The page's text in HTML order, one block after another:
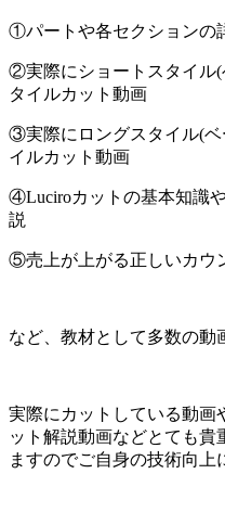
①パートや各セクションの
②実際にショートスタイル(
タイルカット動画
③実際にロングスタイル(ベ
イルカット動画
④Luciroカットの基本知識
説
⑤売上が上がる正しいカウ
など、教材として多数の動
実際にカットしている動画
ット解説動画などとても貴
ますのでご自身の技術向上